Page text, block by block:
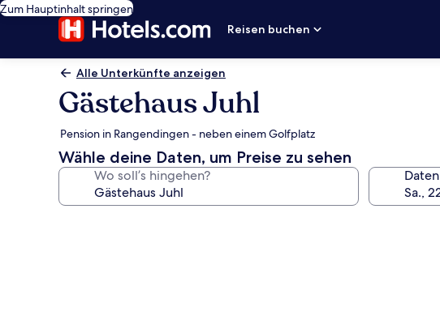
Zum Hauptinhalt springen
Reisen buchen
Alle Unterkünfte anzeigen
Gästehaus Juhl
Pension in Rangendingen - neben einem Golfplatz
Wähle deine Daten, um Preise zu sehen
Wo soll’s hingehen? Daten